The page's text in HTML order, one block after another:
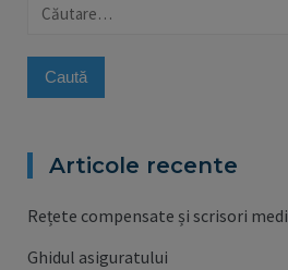
Caută
Articole recente
Rețete compensate și scrisori
Ghidul asiguratului